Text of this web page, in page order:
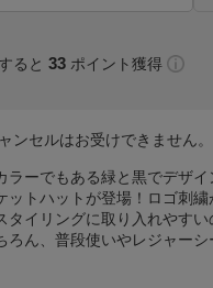
ると 33 ポイント獲得
ンセルはお受けできません。
ーでもある緑と黒でデザイ
ットハットが登場！ロゴ刺繍
タイリングに取り入れやすい
ん、普段使いやレジャーシ